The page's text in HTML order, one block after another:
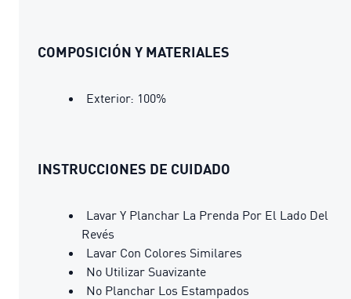
COMPOSICIÓN Y MATERIALES
Exterior: 100%
INSTRUCCIONES DE CUIDADO
Lavar Y Planchar La Prenda Por El Lado Del
Revés
Lavar Con Colores Similares
No Utilizar Suavizante
No Planchar Los Estampados